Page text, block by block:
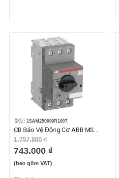
SKU: 1SAM250000R1007
1.757.800 ₫
743.000 ₫
(bao gồm VAT)